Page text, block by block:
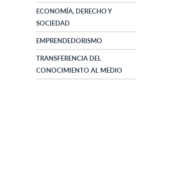
ECONOMÍA, DERECHO Y
SOCIEDAD
EMPRENDEDORISMO
TRANSFERENCIA DEL
CONOCIMIENTO AL MEDIO